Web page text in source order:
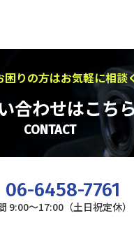
困りの方はお気軽に相談
合わせはこち
CONTACT
06-6458-7761
9:00～17:00（土日祝定休）